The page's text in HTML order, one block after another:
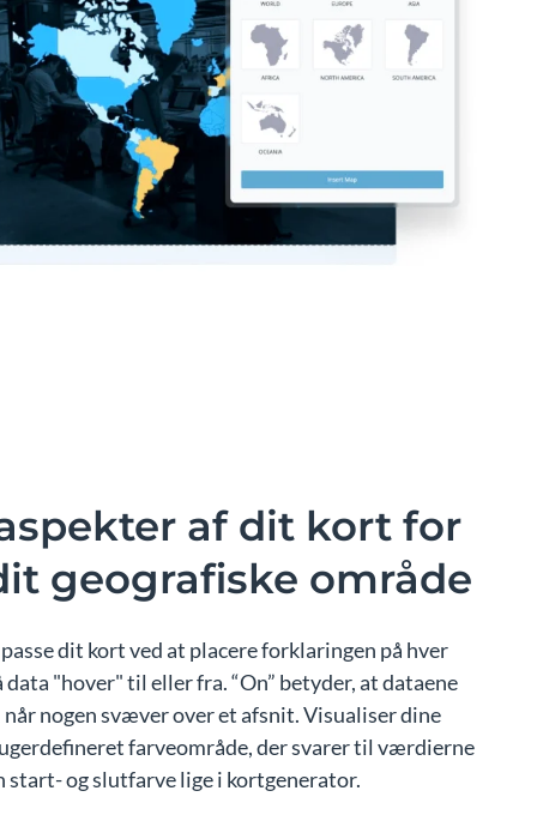
af dit kort for
geografiske område
dit kort ved at placere forklaringen på hver
data "hover" til eller fra. “On” betyder, at dataene
nogen svæver over et afsnit. Visualiser dine
farveområde, der svarer til værdierne
og slutfarve lige i kortgenerator.